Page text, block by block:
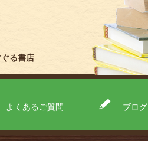
る書店
よくあるご質問 ブログ